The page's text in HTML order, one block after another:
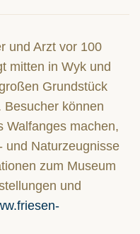
und Arzt vor 100
mitten in Wyk und
Grundstück
können
Walfanges machen,
und Naturzeugnisse
zum Museum
und